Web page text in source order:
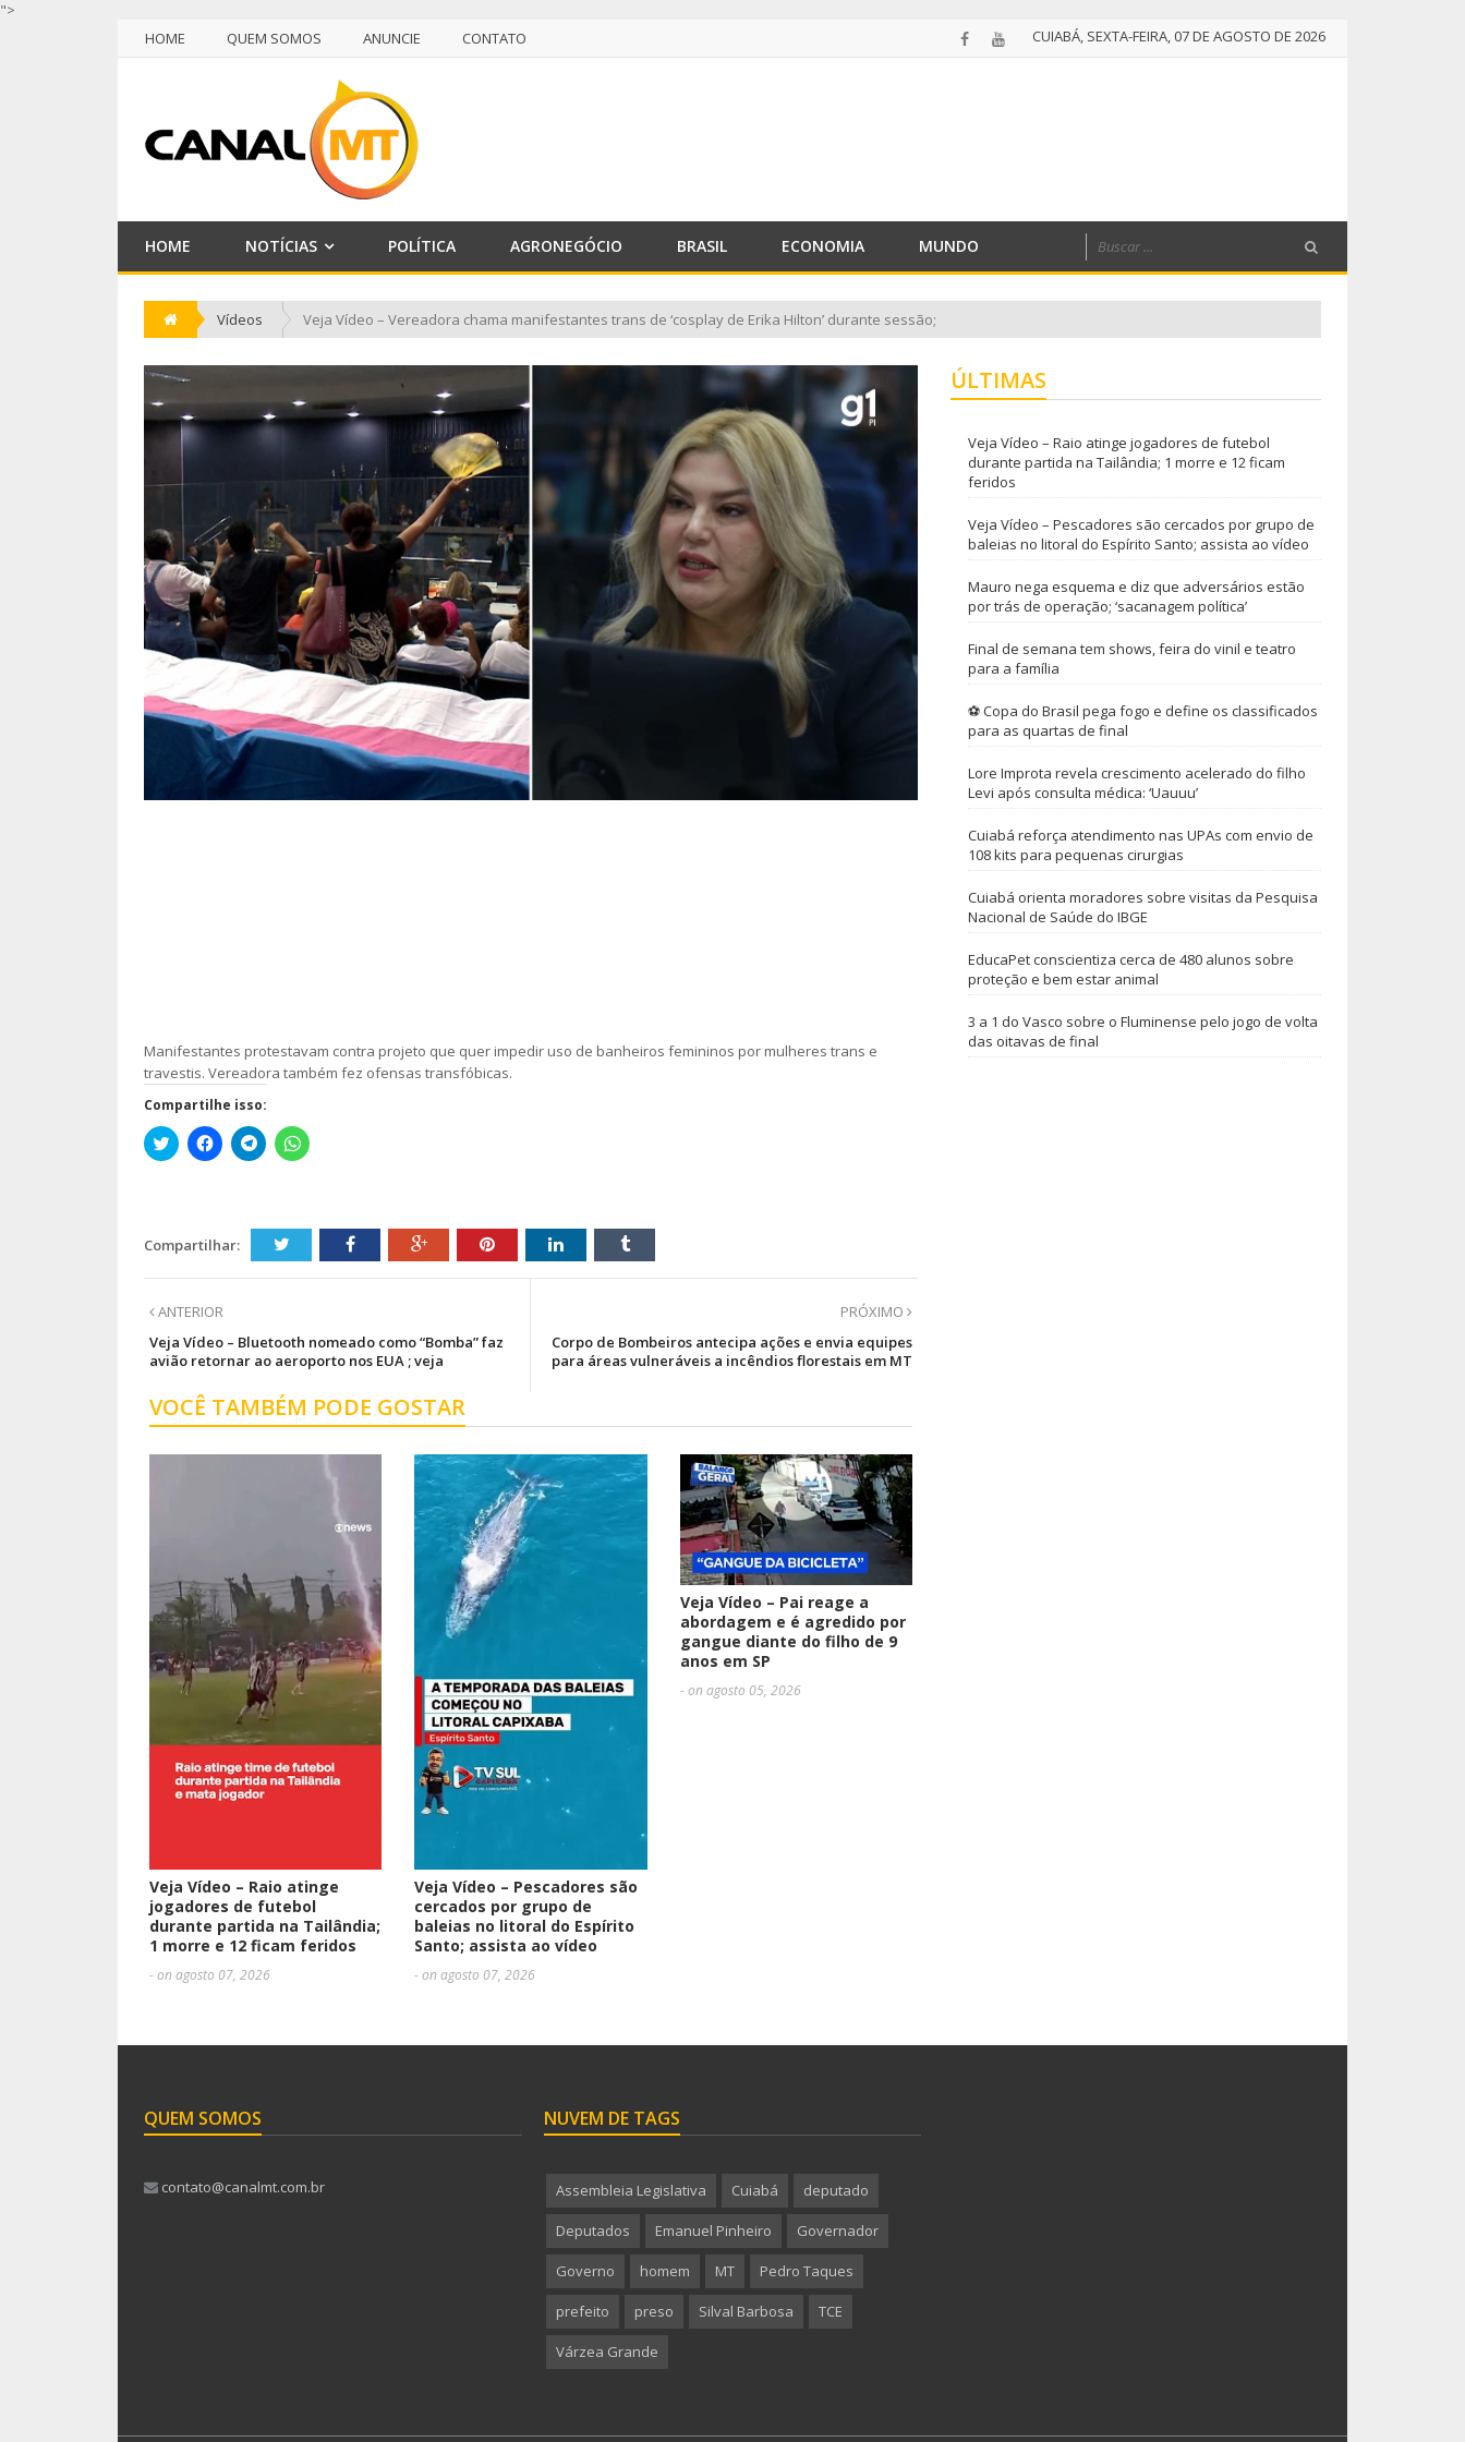
">
HOME
QUEM SOMOS ANUNCIE
CONTATO
ANUNCIE
CUIABÁ, SEXTA-FEIRA, 07 DE AGOSTO DE 2026
HOME NOTÍCIAS POLÍTICA AGRONEGÓCIO BRASIL ECONOMIA MUNDO
Vídeos Veja Vídeo – Vereadora chama manifestantes trans de ‘cosplay de Erika Hilton’ durante sessão;
Manifestantes protestavam contra projeto que quer impedir uso de banheiros femininos por mulheres trans e
travestis. Vereadora também fez ofensas transfóbicas.
Compartilhe isso:
Clique
para
janela)
Clique
para
janela)
Clique
para
nova
janela)
Clique
para
nova
janela)
Compartilhar:
ANTERIOR
Veja Vídeo – Bluetooth nomeado como “Bomba” faz
avião retornar ao aeroporto nos EUA ; veja
PRÓXIMO
Corpo de Bombeiros antecipa ações e envia equipes
para áreas vulneráveis a incêndios florestais em MT
VOCÊ TAMBÉM PODE GOSTAR
Veja Vídeo – Raio atinge
jogadores de futebol
durante partida na Tailândia;
1 morre e 12 ficam feridos
- on agosto 07, 2026
Veja Vídeo – Pescadores são
cercados por grupo de
baleias no litoral do Espírito
Santo; assista ao vídeo
- on agosto 07, 2026
Veja Vídeo – Pai reage a
abordagem e é agredido por
gangue diante do filho de 9
anos em SP
- on agosto 05, 2026
ÚLTIMAS
Veja Vídeo – Raio atinge jogadores de futebol
durante partida na Tailândia; 1 morre e 12 ficam
feridos
Veja Vídeo – Pescadores são cercados por grupo de
baleias no litoral do Espírito Santo; assista ao vídeo
Mauro nega esquema e diz que adversários estão
por trás de operação; ‘sacanagem política’
Final de semana tem shows, feira do vinil e teatro
para a família
⚽ Copa do Brasil pega fogo e define os classificados
para as quartas de final
Lore Improta revela crescimento acelerado do filho
Levi após consulta médica: ‘Uauuu’
Cuiabá reforça atendimento nas UPAs com envio de
108 kits para pequenas cirurgias
Cuiabá orienta moradores sobre visitas da Pesquisa
Nacional de Saúde do IBGE
EducaPet conscientiza cerca de 480 alunos sobre
proteção e bem estar animal
3 a 1 do Vasco sobre o Fluminense pelo jogo de volta
das oitavas de final
QUEM SOMOS
contato@canalmt.com.br
NUVEM DE TAGS
Assembleia Legislativa Cuiabá deputado
Deputados Emanuel Pinheiro Governador
Governo homem MT Pedro Taques
prefeito preso Silval Barbosa TCE
Várzea Grande